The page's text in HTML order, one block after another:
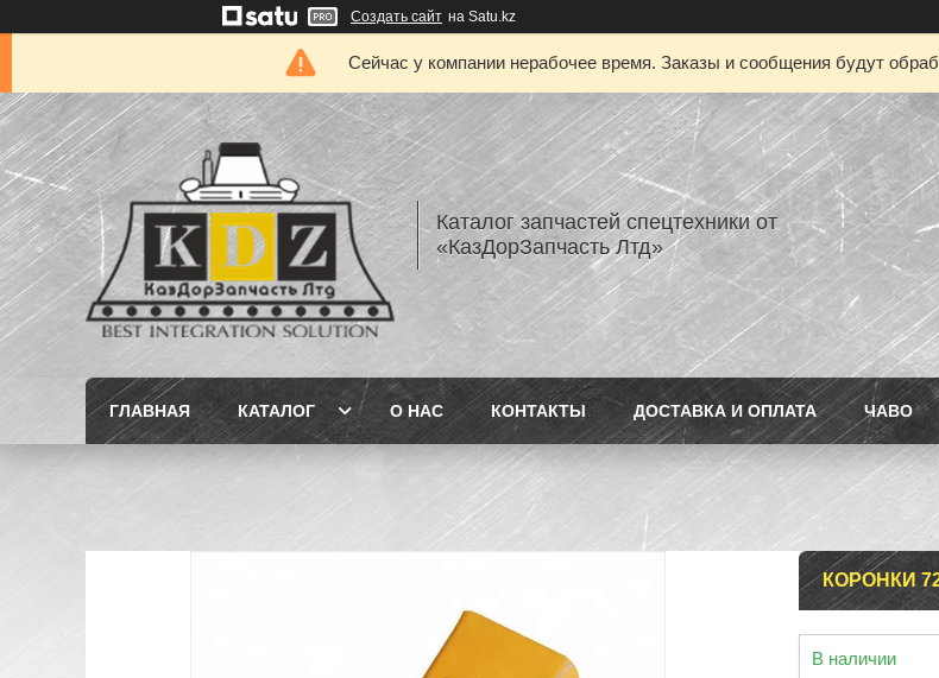
Создать сайт на Satu.kz
Сейчас у компании нерабочее время. Заказы и сообщения будут
Каталог запчастей спецтехники от
«КазДорЗапчасть Лтд»
ГЛАВНАЯ КАТАЛОГ О НАС КОНТАКТЫ ДОСТАВКА И ОПЛАТА ЧАВО
КОРОНКИ
В наличии